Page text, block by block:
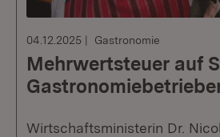
04.12.2025 Gastronomie
Mehrwertsteuer auf
Wirtschaftsministerin Dr.